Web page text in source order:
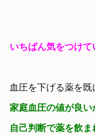
いちばん気をつけ
血圧を下げる薬を
家庭血圧の値が良
自己判断で薬を飲ま